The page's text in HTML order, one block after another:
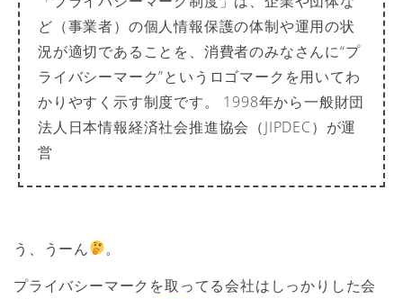
ど（事業者）の個人情報保護の体制や運用の状
況が適切であることを、消費者のみなさんに“プ
ライバシーマーク”というロゴマークを用いてわ
かりやすく示す制度です。 1998年から一般財団
法人日本情報経済社会推進協会（JIPDEC）が運
営
う、うーん
。
プライバシーマークを取ってる会社はしっかりした会